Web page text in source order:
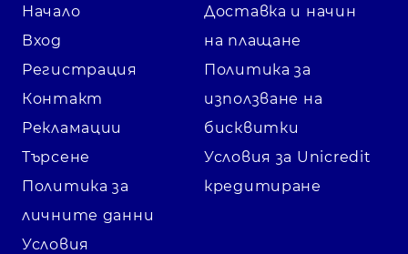
Начало
Вход
Регистрация
Контакт
Рекламации
Търсене
Политика за
личните данни
Условия
Доставка и начин
на плащане
Политика за
използване на
бисквитки
Условия за Unicredit
кредитиране